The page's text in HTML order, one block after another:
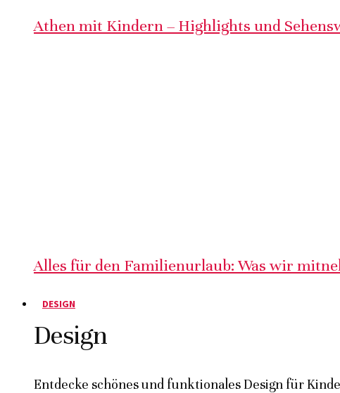
Athen mit Kindern – Highlights und
Alles für den Familienurlaub: Was wir
DESIGN
Design
Entdecke schönes und funktionales Design für